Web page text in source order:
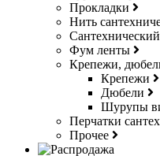
Прокладки
Нить
Фум ленты
Крепежи,
Крепежи
Дюбели
Шурупы
Перчатки
Прочее